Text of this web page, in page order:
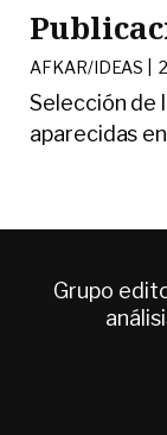
AFKAR/IDEAS |
Selección de
aparecidas
Grupo